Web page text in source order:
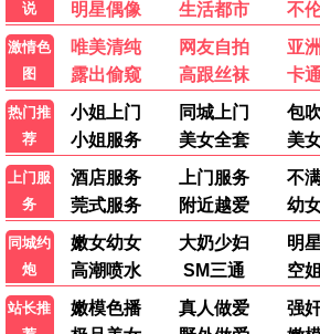
豆花影视 – 免
视在线